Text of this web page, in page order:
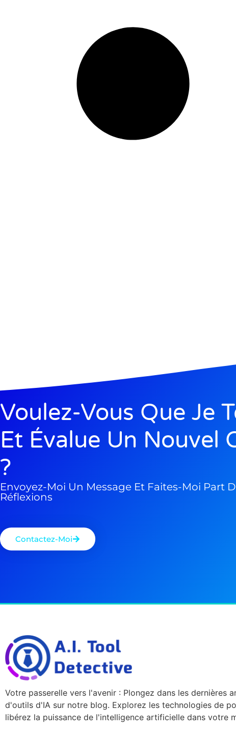
Voulez-Vous Que Je
Et Évalue Un Nouvel
?
Envoyez-Moi Un Message Et Faites-Moi Part
Réflexions
Contactez-Moi
Votre passerelle vers l'avenir : Plongez dans les dernières
d'outils d'IA sur notre blog. Explorez les technologies de
libérez la puissance de l'intelligence artificielle dans votre